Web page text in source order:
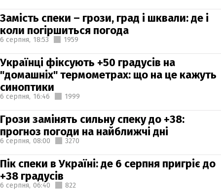
Замість спеки – грози, град і шквали: де і
коли погіршиться погода
6 серпня, 18:53 1959
Українці фіксують +50 градусів на
"домашніх" термометрах: що на це кажуть
синоптики
6 серпня, 16:46 1999
Грози замінять сильну спеку до +38:
прогноз погоди на найближчі дні
6 серпня, 08:00 3270
Пік спеки в Україні: де 6 серпня пригріє до
+38 градусів
6 серпня, 06:40 822